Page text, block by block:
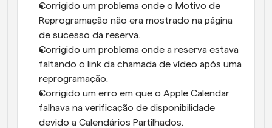
Corrigido um problema onde o Motivo de
Reprogramação não era mostrado na página
de sucesso da reserva.
Corrigido um problema onde a reserva estava
faltando o link da chamada de vídeo após uma
reprogramação.
Corrigido um erro em que o Apple Calendar
falhava na verificação de disponibilidade
devido a Calendários Partilhados.